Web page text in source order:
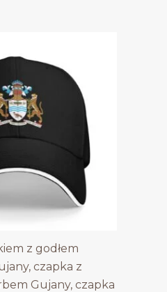
z godłem
czapka z
Gujany, czapka